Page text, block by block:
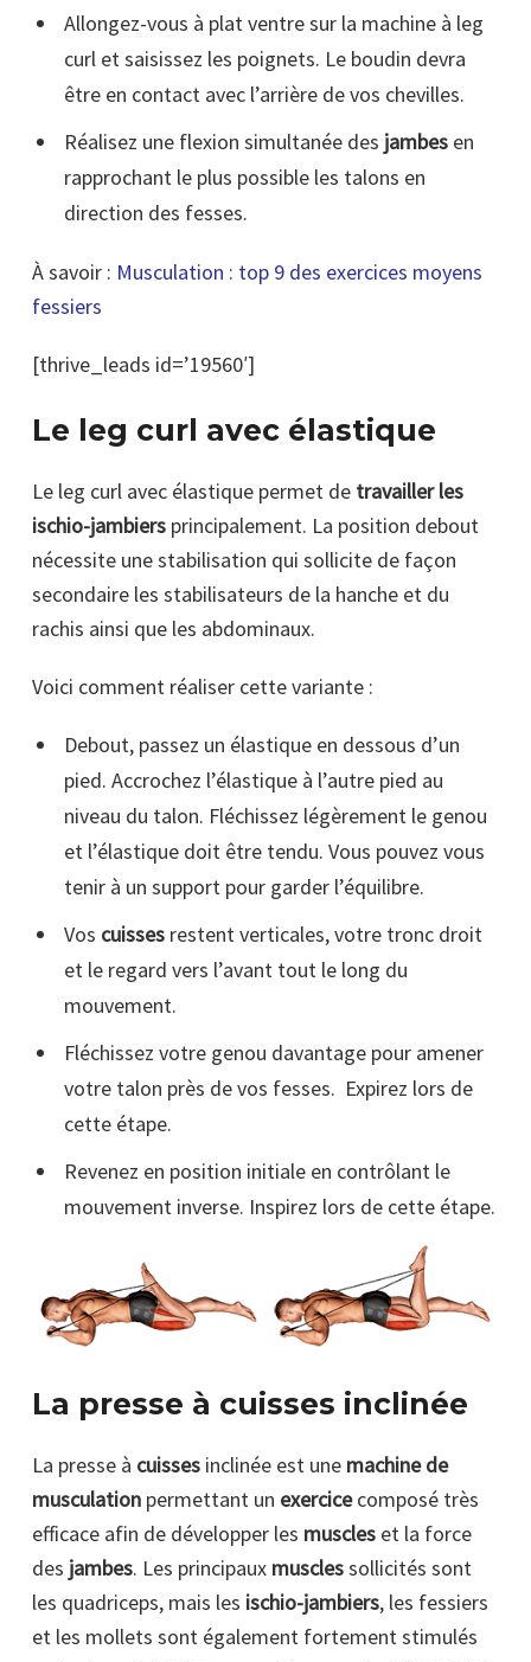
Allongez-vous à plat ventre sur la machine à leg
curl et saisissez les poignets. Le boudin devra
être en contact avec l’arrière de vos chevilles.
Réalisez une flexion simultanée des jambesen
rapprochant le plus possible les talons en
direction des fesses.
À savoir : Musculation : top 9 des exercices moyens
fessiers
[thrive_leads id=’19560′]
Le leg curl avec élastique
Le leg curl avec élastique permet de travailler les
ischio-jambiers principalement. La position debout
nécessite une stabilisation qui sollicite de façon
secondaire les stabilisateurs de la hanche et du
rachis ainsi que les abdominaux.
Voici comment réaliser cette variante :
Debout, passez un élastique en dessous d’un
pied. Accrochez l’élastique à l’autre pied au
niveau du talon. Fléchissez légèrement le genou
et l’élastique doit être tendu. Vous pouvez vous
tenir à un support pour garder l’équilibre.
Vos cuissesrestent verticales, votre tronc droit
et le regard vers l’avant tout le long du
mouvement.
Fléchissez votre genou davantage pour amener
votre talon près de vos fesses. Expirez lors de
cette étape.
Revenez en position initiale en contrôlant le
mouvement inverse. Inspirez lors de cette étape.
La presse à cuisses inclinée
La presse à cuisses inclinée est une machine de
musculation permettant un exercicecomposé très
efficace afin de développer les muscles et la force
des jambes. Les principaux musclessollicités sont
les quadriceps, mais les ischio-jambiers, les fessiers
et les mollets sont également fortement stimulés